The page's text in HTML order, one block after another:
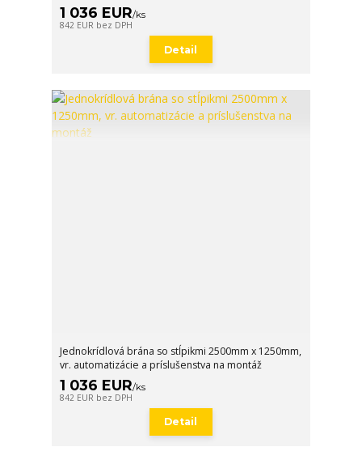
1 036 EUR/ks
842 EUR bez DPH
Detail
Jednokrídlová brána so stĺpikmi 2500mm x 1250mm,
vr. automatizácie a príslušenstva na montáž
1 036 EUR/ks
842 EUR bez DPH
Detail